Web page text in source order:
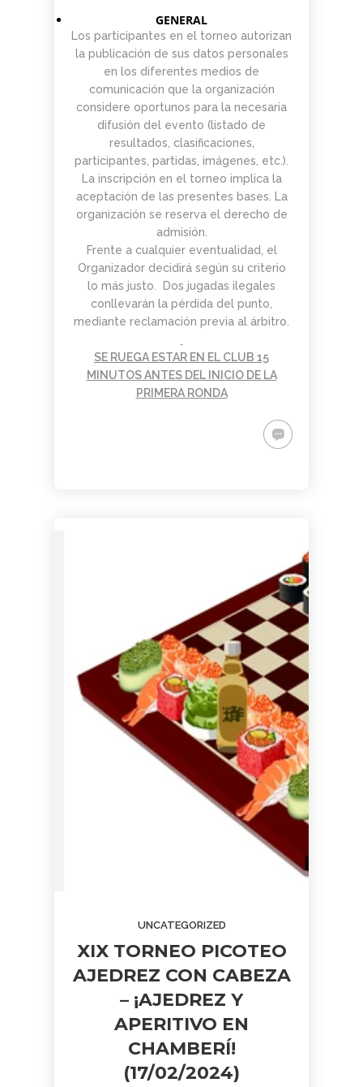
GENERAL
Los participantes en el torneo autorizan
la publicación de sus datos personales
en los diferentes medios de
comunicación que la organización
considere oportunos para la necesaria
difusión del evento (listado de
resultados, clasificaciones,
participantes, partidas, imágenes, etc.).
La inscripción en el torneo implica la
aceptación de las presentes bases. La
organización se reserva el derecho de
admisión.
Frente a cualquier eventualidad, el
Organizador decidirá según su criterio
lo más justo. Dos jugadas ilegales
conllevarán la pérdida del punto,
mediante reclamación previa al árbitro.
SE RUEGA ESTAR EN EL CLUB 15
MINUTOS ANTES DEL INICIO DE LA
PRIMERA RONDA
UNCATEGORIZED
XIX TORNEO PICOTEO
AJEDREZ CON CABEZA
– ¡AJEDREZ Y
APERITIVO EN
CHAMBERÍ!
(17/02/2024)